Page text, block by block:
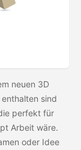
neuen 3D
sind
perfekt für
Arbeit wäre.
oder Idee